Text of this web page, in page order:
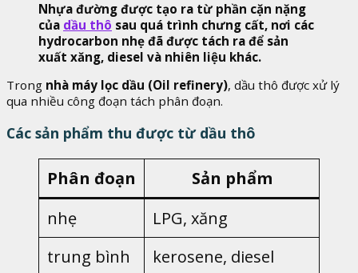
Nhựa đường được tạo ra từ phần cặn nặng
của dầu thô sau quá trình chưng cất, nơi các
hydrocarbon nhẹ đã được tách ra để sản
xuất xăng, diesel và nhiên liệu khác.
Trong nhà máy lọc dầu (Oil refinery), dầu thô được xử lý
qua nhiều công đoạn tách phân đoạn.
Các sản phẩm thu được từ dầu thô
Phân đoạn
Sản phẩm
nhẹ
LPG, xăng
trung bình
kerosene, diesel